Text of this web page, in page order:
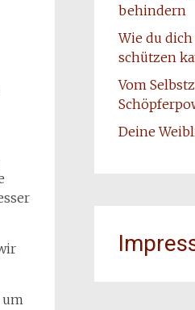
um
behindern
Wie du
schützen
Vom
Deine